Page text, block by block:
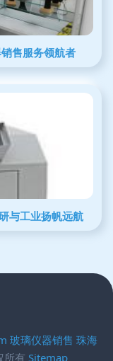
售服务领航者
与工业扬帆远航
玻璃仪器销售 珠海
所有 Sitemap